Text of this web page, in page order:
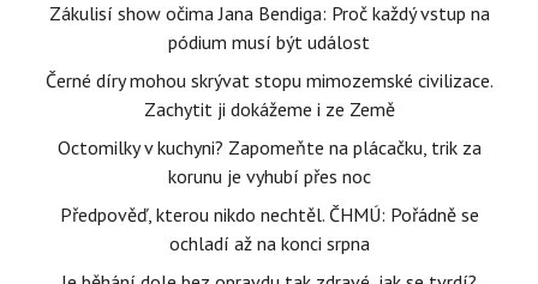
Zákulisí show očima Jana Bendiga: Proč každý vstup na
pódium musí být událost
Černé díry mohou skrývat stopu mimozemské civilizace.
Zachytit ji dokážeme i ze Země
Octomilky v kuchyni? Zapomeňte na plácačku, trik za
korunu je vyhubí přes noc
Předpověď, kterou nikdo nechtěl. ČHMÚ: Pořádně se
ochladí až na konci srpna